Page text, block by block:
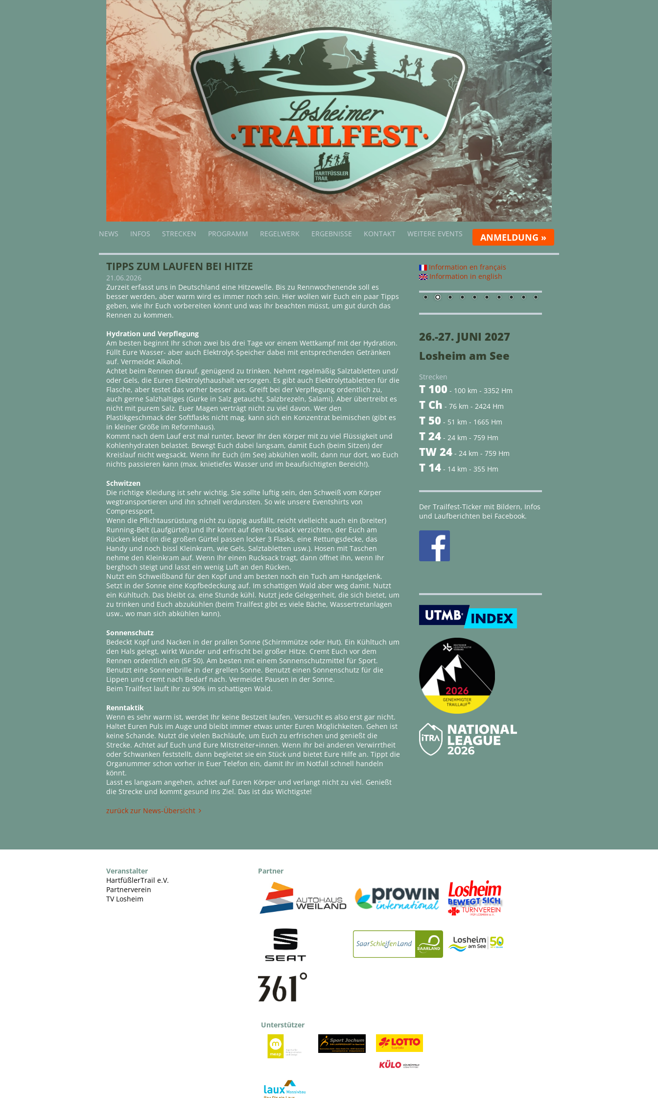
NEWS INFOS STRECKEN PROGRAMM REGELWERK ERGEBNISSE KONTAKT WEITERE EVENTS ANMELDUNG »
TIPPS ZUM LAUFEN BEI HITZE
21.06.2026
Zurzeit erfasst uns in Deutschland eine Hitzewelle. Bis zu Rennwochenende soll es
besser werden, aber warm wird es immer noch sein. Hier wollen wir Euch ein paar Tipps
geben, wie Ihr Euch vorbereiten könnt und was Ihr beachten müsst, um gut durch das
Rennen zu kommen.
Hydration und Verpflegung
Am besten beginnt Ihr schon zwei bis drei Tage vor einem Wettkampf mit der Hydration.
Füllt Eure Wasser- aber auch Elektrolyt-Speicher dabei mit entsprechenden Getränken
auf. Vermeidet Alkohol.
Achtet beim Rennen darauf, genügend zu trinken. Nehmt regelmäßig Salztabletten und/
oder Gels, die Euren Elektrolythaushalt versorgen. Es gibt auch Elektrolyttabletten für die
Flasche, aber testet das vorher besser aus. Greift bei der Verpflegung ordentlich zu,
auch gerne Salzhaltiges (Gurke in Salz getaucht, Salzbrezeln, Salami). Aber übertreibt es
nicht mit purem Salz. Euer Magen verträgt nicht zu viel davon. Wer den
Plastikgeschmack der Softflasks nicht mag, kann sich ein Konzentrat beimischen (gibt es
in kleiner Größe im Reformhaus).
Kommt nach dem Lauf erst mal runter, bevor Ihr den Körper mit zu viel Flüssigkeit und
Kohlenhydraten belastet. Bewegt Euch dabei langsam, damit Euch (beim Sitzen) der
Kreislauf nicht wegsackt. Wenn Ihr Euch (im See) abkühlen wollt, dann nur dort, wo Euch
nichts passieren kann (max. knietiefes Wasser und im beaufsichtigten Bereich!).
Schwitzen
Die richtige Kleidung ist sehr wichtig. Sie sollte luftig sein, den Schweiß vom Körper
wegtransportieren und ihn schnell verdunsten. So wie unsere Eventshirts von
Compressport.
Wenn die Pflichtausrüstung nicht zu üppig ausfällt, reicht vielleicht auch ein (breiter)
Running-Belt (Laufgürtel) und Ihr könnt auf den Rucksack verzichten, der Euch am
Rücken klebt (in die großen Gürtel passen locker 3 Flasks, eine Rettungsdecke, das
Handy und noch bissl Kleinkram, wie Gels, Salztabletten usw.). Hosen mit Taschen
nehme den Kleinkram auf. Wenn Ihr einen Rucksack tragt, dann öffnet ihn, wenn Ihr
berghoch steigt und lasst ein wenig Luft an den Rücken.
Nutzt ein Schweißband für den Kopf und am besten noch ein Tuch am Handgelenk.
Setzt in der Sonne eine Kopfbedeckung auf. Im schattigen Wald aber weg damit. Nutzt
ein Kühltuch. Das bleibt ca. eine Stunde kühl. Nutzt jede Gelegenheit, die sich bietet, um
zu trinken und Euch abzukühlen (beim Trailfest gibt es viele Bäche, Wassertretanlagen
usw., wo man sich abkühlen kann).
Sonnenschutz
Bedeckt Kopf und Nacken in der prallen Sonne (Schirmmütze oder Hut). Ein Kühltuch um
den Hals gelegt, wirkt Wunder und erfrischt bei großer Hitze. Cremt Euch vor dem
Rennen ordentlich ein (SF 50). Am besten mit einem Sonnenschutzmittel für Sport.
Benutzt eine Sonnenbrille in der grellen Sonne. Benutzt einen Sonnenschutz für die
Lippen und cremt nach Bedarf nach. Vermeidet Pausen in der Sonne.
Beim Trailfest lauft Ihr zu 90% im schattigen Wald.
Renntaktik
Wenn es sehr warm ist, werdet Ihr keine Bestzeit laufen. Versucht es also erst gar nicht.
Haltet Euren Puls im Auge und bleibt immer etwas unter Euren Möglichkeiten. Gehen ist
keine Schande. Nutzt die vielen Bachläufe, um Euch zu erfrischen und genießt die
Strecke. Achtet auf Euch und Eure Mitstreiter+innen. Wenn Ihr bei anderen Verwirrtheit
oder Schwanken feststellt, dann begleitet sie ein Stück und bietet Eure Hilfe an. Tippt die
Organummer schon vorher in Euer Telefon ein, damit Ihr im Notfall schnell handeln
könnt.
Lasst es langsam angehen, achtet auf Euren Körper und verlangt nicht zu viel. Genießt
die Strecke und kommt gesund ins Ziel. Das ist das Wichtigste!
zurück zur News-Übersicht
Information en français
Information in english
26.-27. JUNI 2027
Losheim am See
Strecken
T 100 - 100 km - 3352 Hm
T Ch - 76 km - 2424 Hm
T 50 - 51 km - 1665 Hm
T 24- 24 km - 759 Hm
TW 24- 24 km - 759 Hm
T 14- 14 km - 355 Hm
Der Trailfest-Ticker mit Bildern, Infos
und Laufberichten bei Facebook.
Veranstalter
HartfüßlerTrail e.V.
Partnerverein
TV Losheim
Partner
Unterstützer